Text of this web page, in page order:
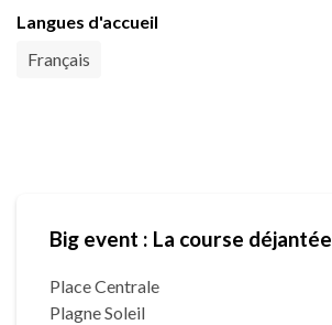
Langues d'accueil
Français
Big event : La course déjantée
Place Centrale
Plagne Soleil